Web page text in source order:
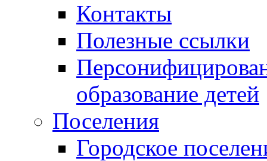
Контакты
Полезные ссылки
образование детей
Поселения
Городское